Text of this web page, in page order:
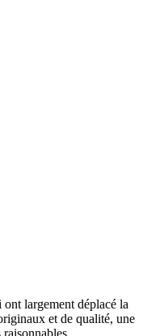
largement déplacé la
et de qualité, une